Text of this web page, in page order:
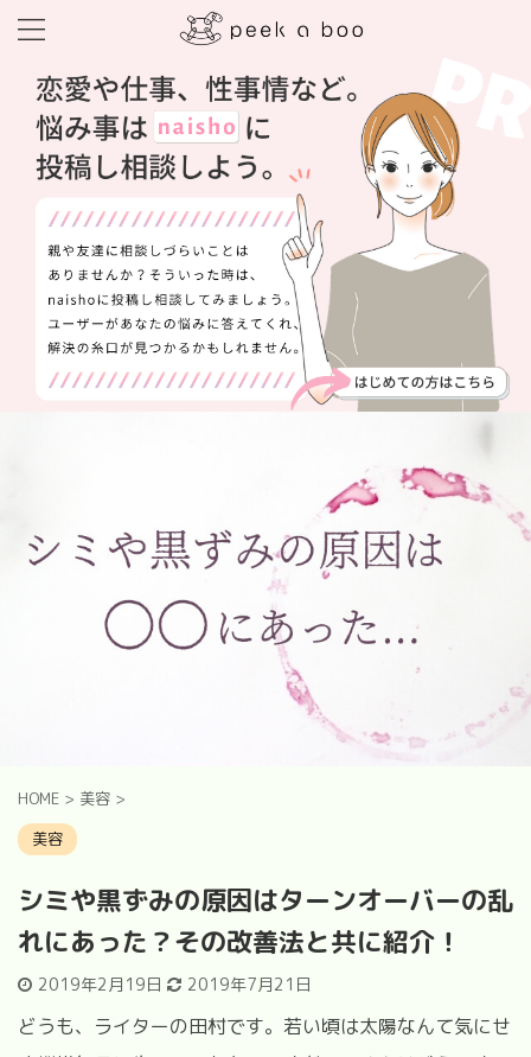
HOME > 美容 >
美容
シミや黒ずみの原因はターンオーバーの乱
れにあった？その改善法と共に紹介！
2019年2月19日 2019年7月21日
どうも、ライターの田村です。若い頃は太陽なんて気にせ